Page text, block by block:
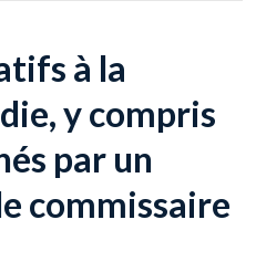
à la
y compris
par un
commissaire